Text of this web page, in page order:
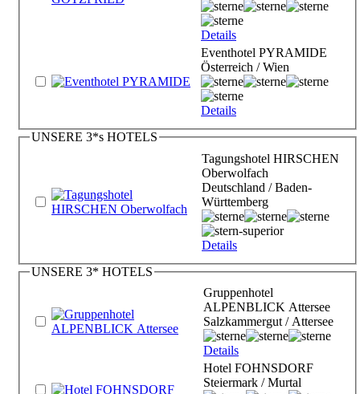
Details
Eventhotel PYRAMIDE
Österreich / Wien
Details
UNSERE 3*s HOTELS
Tagungshotel HIRSCHEN
Oberwolfach
Deutschland / Baden-
Württemberg
Details
UNSERE 3* HOTELS
Gruppenhotel
ALPENBLICK Attersee
Salzkammergut / Attersee
Details
Hotel FOHNSDORF
Steiermark / Murtal